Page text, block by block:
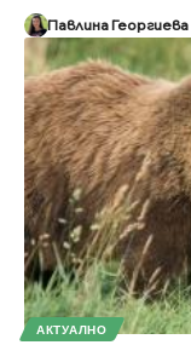
Павлина Георгиева
АКТУАЛНО